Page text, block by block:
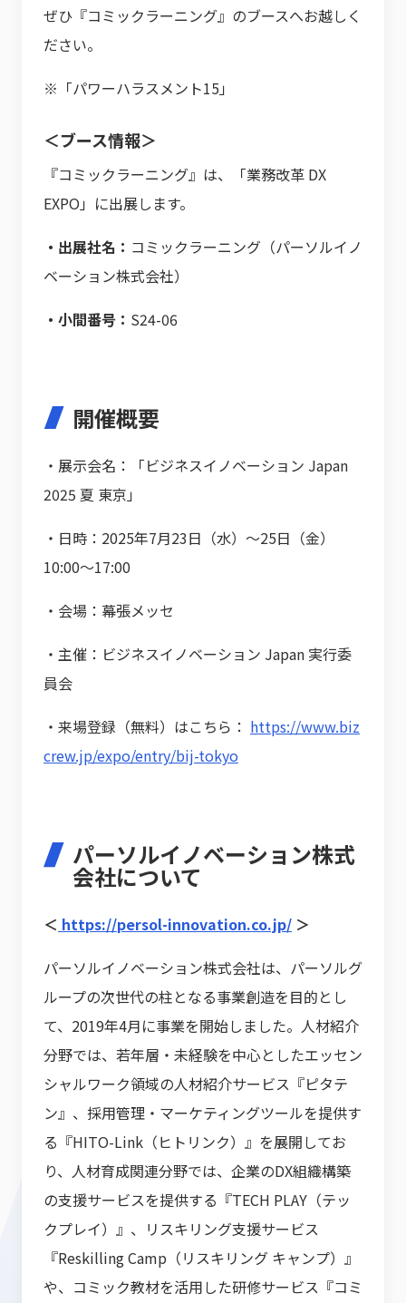
ぜひ『コミックラーニング』のブースへお越しく
ださい。
※「パワーハラスメント15」
＜ブース情報＞
『コミックラーニング』は、「業務改革 DX
EXPO」に出展します。
・出展社名： コミックラーニング（パーソルイノ
ベーション株式会社）
・小間番号： S24-06
開催概要
・展示会名：「ビジネスイノベーション Japan
2025 夏 東京」
・日時：2025年7月23日（水）～25日（金）
10:00～17:00
・会場：幕張メッセ
・主催：ビジネスイノベーション Japan 実行委
員会
・来場登録（無料）はこちら： https://www.biz
crew.jp/expo/entry/bij-tokyo
パーソルイノベーション株式
会社について
＜ https://persol-innovation.co.jp/ ＞
パーソルイノベーション株式会社は、パーソルグ
ループの次世代の柱となる事業創造を目的とし
て、2019年4月に事業を開始しました。人材紹介
分野では、若年層・未経験を中心としたエッセン
シャルワーク領域の人材紹介サービス『ピタテ
ン』、採用管理・マーケティングツールを提供す
る『HITO-Link（ヒトリンク）』を展開してお
り、人材育成関連分野では、企業のDX組織構築
の支援サービスを提供する『TECH PLAY（テッ
クプレイ）』、リスキリング支援サービス
『Reskilling Camp（リスキリング キャンプ）』
や、コミック教材を活用した研修サービス『コミ